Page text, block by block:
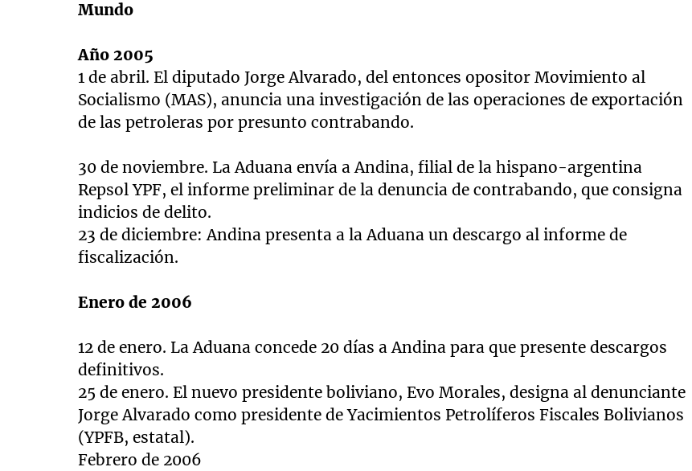
Mundo
Año 2005
1 de abril. El diputado Jorge Alvarado, del entonces opositor Movimiento al
Socialismo (MAS), anuncia una investigación de las operaciones de exportación
de las petroleras por presunto contrabando.
30 de noviembre. La Aduana envía a Andina, filial de la hispano-argentina
Repsol YPF, el informe preliminar de la denuncia de contrabando, que consigna
indicios de delito.
23 de diciembre: Andina presenta a la Aduana un descargo al informe de
fiscalización.
Enero de 2006
12 de enero. La Aduana concede 20 días a Andina para que presente descargos
definitivos.
25 de enero. El nuevo presidente boliviano, Evo Morales, designa al denunciante
Jorge Alvarado como presidente de Yacimientos Petrolíferos Fiscales Bolivianos
(YPFB, estatal).
Febrero de 2006